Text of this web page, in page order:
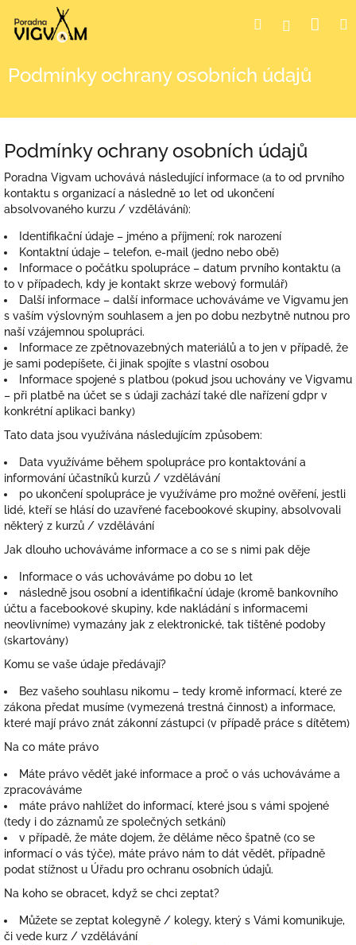
obsah
HledatPřihlášení
Podmínky ochrany osobních údajů
Podmínky ochrany osobních údajů
Poradna Vigvam uchovává následující informace (a to od prvního
kontaktu s organizací a následně 10 let od ukončení
absolvovaného kurzu / vzdělávání):
Identifikační údaje – jméno a příjmení; rok narození
Kontaktní údaje – telefon, e-mail (jedno nebo obě)
Informace o počátku spolupráce – datum prvního kontaktu (a
to v případech, kdy je kontakt skrze webový formulář)
Další informace – další informace uchováváme ve Vigvamu jen
s vaším výslovným souhlasem a jen po dobu nezbytně nutnou pro
naší vzájemnou spolupráci.
Informace ze zpětnovazebných materiálů a to jen v případě, že
je sami podepíšete, či jinak spojíte s vlastní osobou
Informace spojené s platbou (pokud jsou uchovány ve Vigvamu
– při platbě na účet se s údaji zachází také dle nařízení gdpr v
konkrétní aplikaci banky)
Tato data jsou využívána následujícím způsobem:
Data využíváme během spolupráce pro kontaktování a
informování účastníků kurzů / vzdělávání
po ukončení spolupráce je využíváme pro možné ověření, jestli
lidé, kteří se hlásí do uzavřené facebookové skupiny, absolvovali
některý z kurzů / vzdělávání
Jak dlouho uchováváme informace a co se s nimi pak děje
Informace o vás uchováváme po dobu 10 let
následně jsou osobní a identifikační údaje (kromě bankovního
účtu a facebookové skupiny, kde nakládání s informacemi
neovlivníme) vymazány jak z elektronické, tak tištěné podoby
(skartovány)
Komu se vaše údaje předávají?
Bez vašeho souhlasu nikomu – tedy kromě informací, které ze
zákona předat musíme (vymezená trestná činnost) a informace,
které mají právo znát zákonní zástupci (v případě práce s dítětem)
Na co máte právo
Máte právo vědět jaké informace a proč o vás uchováváme a
zpracováváme
máte právo nahlížet do informací, které jsou s vámi spojené
(tedy i do záznamů ze společných setkání)
v případě, že máte dojem, že děláme něco špatně (co se
informací o vás týče), máte právo nám to dát vědět, případně
podat stížnost u Úřadu pro ochranu osobních údajů.
Na koho se obracet, když se chci zeptat?
Můžete se zeptat kolegyně / kolegy, který s Vámi komunikuje,
či vede kurz / vzdělávání